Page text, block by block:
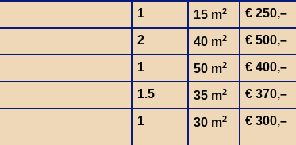
1 15 m2
€ 250,–
2 40 m2
€ 500,–
1 50 m2
€ 400,–
1.5 35 m2
€ 370,–
1 30 m2 € 300,–